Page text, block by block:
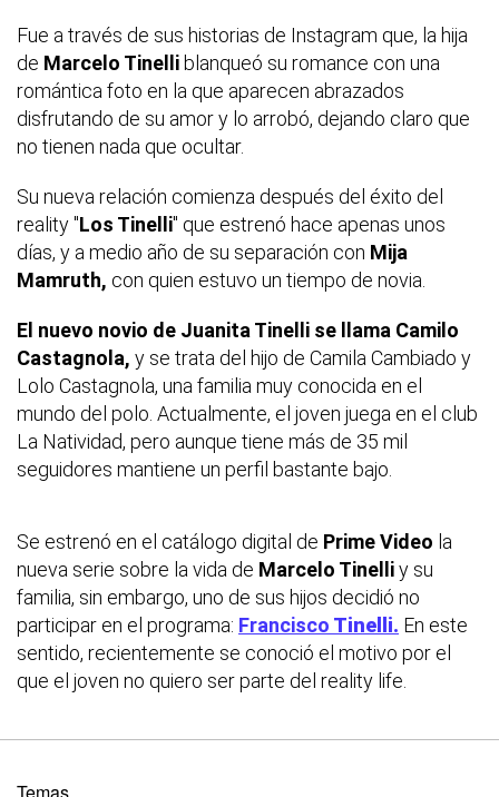
Fue a través de sus historias de Instagram que, la hija
de Marcelo Tinelli blanqueó su romance con una
romántica foto en la que aparecen abrazados
disfrutando de su amor y lo arrobó, dejando claro que
no tienen nada que ocultar.
Su nueva relación comienza después del éxito del
reality "Los Tinelli" que estrenó hace apenas unos
días, y a medio año de su separación con Mija
Mamruth, con quien estuvo un tiempo de novia.
El nuevo novio de Juanita Tinelli se llama Camilo
Castagnola, y se trata del hijo de Camila Cambiado y
Lolo Castagnola, una familia muy conocida en el
mundo del polo. Actualmente, el joven juega en el club
La Natividad, pero aunque tiene más de 35 mil
seguidores mantiene un perfil bastante bajo.
Se estrenó en el catálogo digital de Prime Video la
nueva serie sobre la vida de Marcelo Tinelliy su
familia, sin embargo, uno de sus hijos decidió no
participar en el programa: Francisco Tinelli. En este
sentido, recientemente se conoció el motivo por el
que el joven no quiero ser parte del reality life.